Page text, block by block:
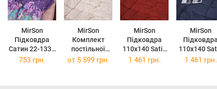
MirSon
Підковдра
Сатин 22-1330
Paradise
MirSon
Комплект
постільної
білизни Satin
MirSon
Підковдра
110х140 Satin
Stripe 30-0018
MirSon
110х140
Stripe 30-
753 грн. от 5 599 грн. 1 461 грн. 1 461 грн.